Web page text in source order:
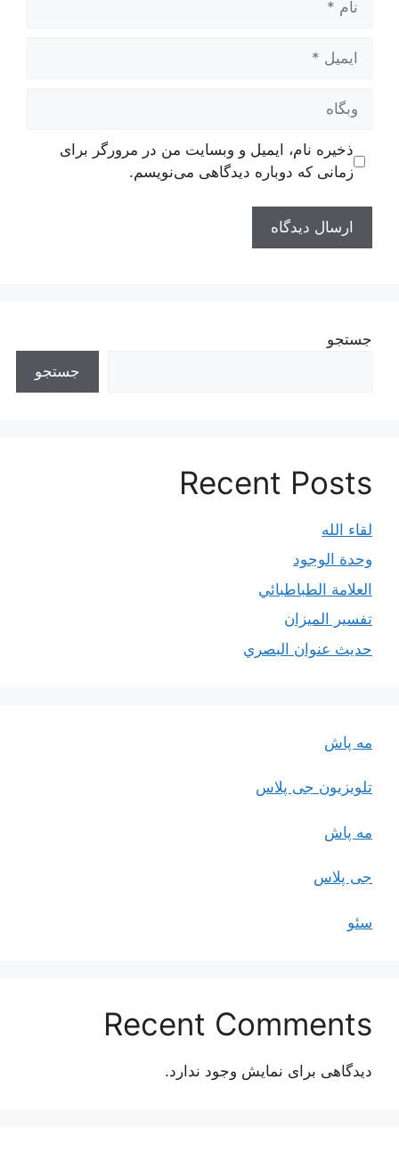
ایمیل
وبگاه
ذخیره نام، ایمیل و وبسایت من در مرورگر برای
زمانی که دوباره دیدگاهی می‌نویسم.
جستجو
جستجو
Recent Posts
لقاء الله
وحدة الوجود
العلامة الطباطبائي
تفسير الميزان
حديث عنوان البصري
مه پاش
تلویزیون جی پلاس
مه پاش
جی پلاس
سئو
Recent Comments
دیدگاهی برای نمایش وجود ندارد.